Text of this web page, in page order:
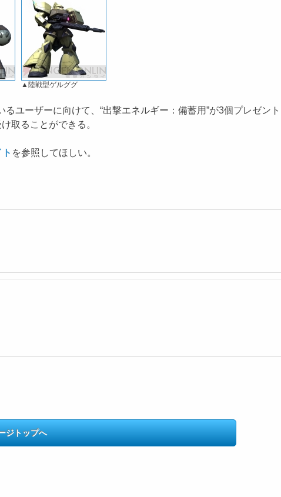
▲陸戦型ゲルググ
ーザーに向けて、“出撃エネルギー：備蓄用”が3個プレゼン
取ることができる。
を参照してほしい。
ジトップへ